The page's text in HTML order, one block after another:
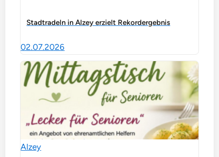
Stadtradeln in Alzey erzielt Rekordergebnis
02.07.2026
Alzey